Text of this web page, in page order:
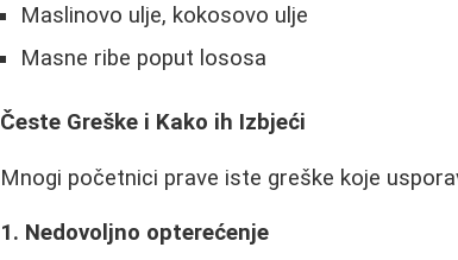
Maslinovo ulje, kokosovo ulje
Masne ribe poput lososa
Česte Greške i Kako ih Izbjeći
Mnogi početnici prave iste greške koje
1. Nedovoljno opterećenje